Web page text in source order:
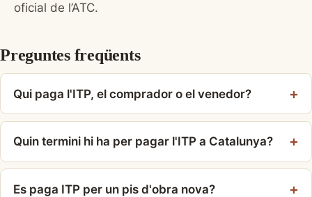
oficial de l’ATC.
Preguntes freqüents
Qui paga l'ITP, el comprador o el venedor?
Quin termini hi ha per pagar l'ITP a Catalunya?
Es paga ITP per un pis d'obra nova?